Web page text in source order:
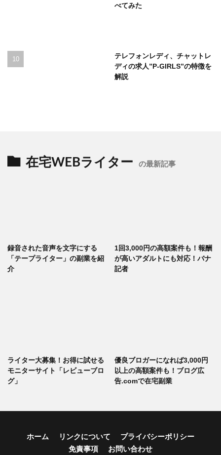
べてみた
テレフォンレディ、チャットレ
ディの求人”P-GIRLS”の特徴を
解説
在宅WEBライター の最新記事
録音された音声を文字にする
「テープライター」の副業を紹
介
1回3,000円の高額案件も！報酬
が高いアダルトにも対応！バナ
記者
ライター大募集！お得に試せる
モニターサイト「レビューブロ
グ」
優良ブロガーになれば3,000円
以上の高額案件も！ブログ広
告.comで在宅副業
ホーム リンクについて
プライバシーポリシー
免責事項
お問い合わせ